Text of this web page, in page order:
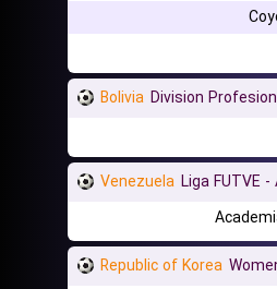
Bolivia Division
Venezuela Liga FUTVE
Republic of Korea